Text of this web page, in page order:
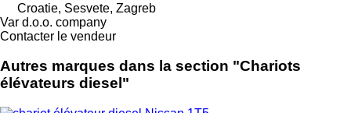
Croatie, Sesvete, Zagreb
Var d.o.o. company
Contacter le vendeur
Autres marques dans la section "Chariots
élévateurs diesel"